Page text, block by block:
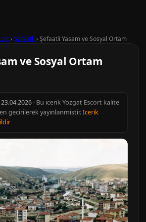
› Şefaatli › Şefaatli Yasam ve Sosyal Ortam
ve Sosyal Ortam
23.04.2026 · Bu icerik Yozgat Escort kalite
gecirilerek yayinlanmistir.Icerik